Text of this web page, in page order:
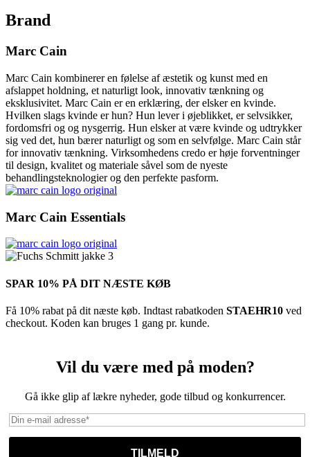
Brand
Marc Cain
Marc Cain kombinerer en følelse af æstetik og kunst med en
afslappet holdning, et naturligt look, innovativ tænkning og
eksklusivitet. Marc Cain er en erklæring, der elsker en kvinde.
Hvilken slags kvinde er hun? Hun lever i øjeblikket, er selvsikker,
fordomsfri og og nysgerrig. Hun elsker at være kvinde og udtrykker
sig ved det, hun bærer naturligt og som en selvfølge. Marc Cain står
for innovativ tænkning. Virksomhedens credo er høje forventninger
til design, kvalitet og materiale såvel som de nyeste
behandlingsteknologier og den perfekte pasform.
Marc Cain Essentials
SPAR 10% PÅ DIT NÆSTE KØB
Få 10% rabat på dit næste køb. Indtast rabatkoden STAEHR10 ved
checkout. Koden kan bruges 1 gang pr. kunde.
Vil du være med på moden?
Gå ikke glip af lækre nyheder, gode tilbud og konkurrencer.